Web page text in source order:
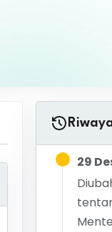
Penghargaan
29